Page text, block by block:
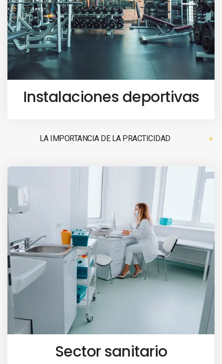
Instalaciones deportivas
LA IMPORTANCIA DE LA PRACTICIDAD
Sector sanitario